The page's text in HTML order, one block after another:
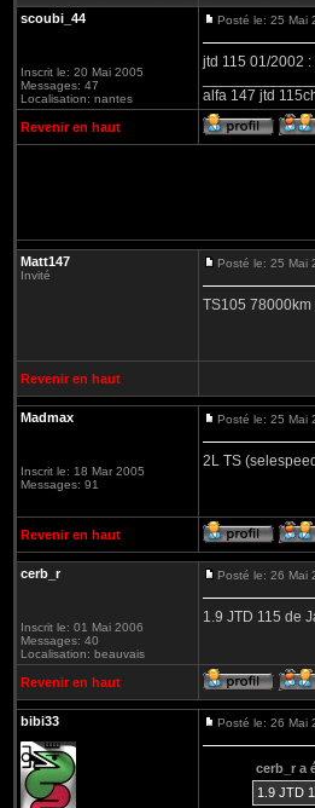
scoubi_44
Inscrit le: 20 Mai 2005
Messages: 47
Localisation: nantes
Posté le: 25 Mai
jtd 115 01/2002
alfa 147 jtd
Revenir en haut
Matt147
Invité
Posté le: 25 Mai
TS105 78000km
Revenir en haut
Madmax
Inscrit le: 18 Mar 2005
Messages: 91
Posté le: 25 Mai
2L TS
Revenir en haut
cerb_r
Inscrit le: 01 Mai 2006
Messages: 40
Localisation: beauvais
Posté le: 26 Mai
1.9 JTD 115 de
Revenir en haut
bibi33 Posté le: 26 Mai
cerb_r a
1.9 JTD